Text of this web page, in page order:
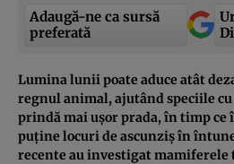
Adaugă-ne ca sursă
preferată
Lumina lunii poate aduce atât
regnul animal, ajutând speciile
prindă mai ușor prada, în timp ce
puține locuri de ascunziș în
recente au investigat mamiferele